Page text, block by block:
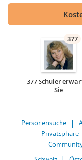
377
377 Schüler
Sie
Personensuche
Privatsphäre